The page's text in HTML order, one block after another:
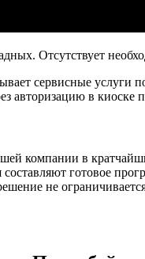
Отсутствует
сервисные
авторизацию в киоске
компании в
готовое
не